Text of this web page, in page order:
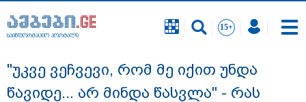
საინფორმაციო პორტალი
საინფორმაციო პორტალი
"უკვე ვეჩვევი, რომ მე იქით უნდა
წავიდე... არ მინდა წასვლა" - რას